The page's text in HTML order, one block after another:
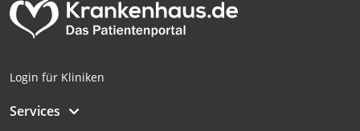
Login für Kliniken
Services